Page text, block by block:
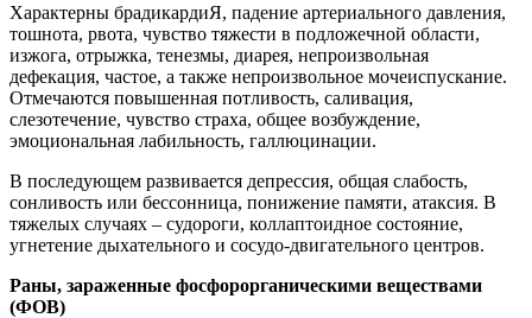
Характерны брадикардиЯ, падение артериального давления,
тошнота, рвота, чувство тяжести в подложечной области,
изжога, отрыжка, тенезмы, диарея, непроизвольная
дефекация, частое, а также непроизвольное мочеиспускание.
Отмечаются повышенная потливость, саливация,
слезотечение, чувство страха, общее возбуждение,
эмоциональная лабильность, галлюцинации.
В последующем развивается депрессия, общая слабость,
сонливость или бессонница, понижение памяти, атаксия. В
тяжелых случаях – судороги, коллаптоидное состояние,
угнетение дыхательного и сосудо-двигательного центров.
Раны, зараженные фосфорорганическими веществами
(ФОВ)